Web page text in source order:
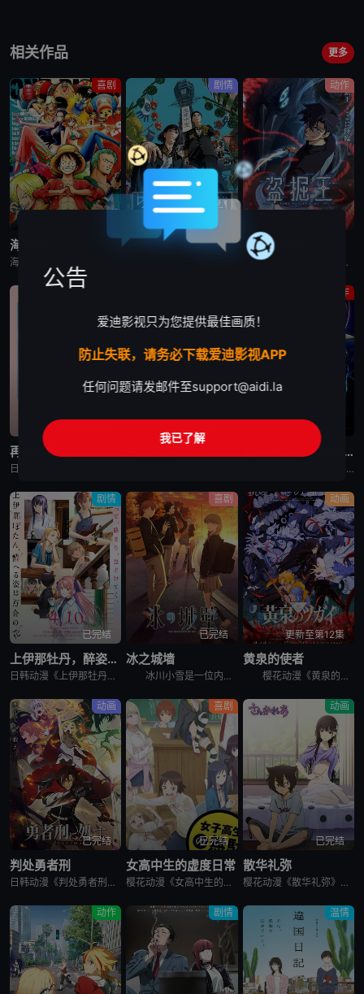
卡卡西的精心指点，在他的帮助下去迎接成长中的一次又一次挑战！
相关作品 更多
喜剧
海贼王
剧情
日本三国
动作
我独自盗墓
日韩动漫《我独自盗墓》又名：盗墓王,盗掘王,Tomb Raider King,トウクツオウ,도굴왕，讲述了：2025年，世界各处惊现古墓，获得墓中“宝物”之人便能获得先人的异能，全世界为获得宝物而疯狂
再见菈菈
动作
已完结
北斗神拳 -Fist of the North Star-
日韩动漫《北斗神拳 -Fist of the North Star-》又名：北⽃之拳 -Fist of the North Star-,北斗の拳 -FIST OF THE NORTH STAR-，讲述
剧情
已完结
上伊那牡丹，醉姿如百合
日韩动漫《上伊那牡丹，醉姿如百合》又名：Kamiina Botan,Yoeru Sugata wa Yuri no Hana,the Drunken Appearance Is a Lily Flow
喜剧
已完结
冰之城墙
冰川小雪是一位内向的学生，她总是向外筑起一道高高的心墙，只跟儿时好友安昙美姫互动。有一天，名叫雨宫凑的男孩，没来由地开始试图打进小雪的心房，扰乱了她平静的生活。 孤僻的小雪、受欢迎的美姫、没有边界
动画
更新至第12集
黄泉的使者
樱花动漫《黄泉的使者》讲述了，月落和亚晨是一对双胞胎兄妹，他们在一个与世隔绝的深山小村落里出生，被称为“分隔夜与昼的双子”。他们拥有获得特殊力量的资格，一场围绕他们的双使战斗也随之展开。 &nbs
动画
已完结
判处勇者刑
日韩动漫《判处勇者刑》又名：勇者刑に処す,勇者处刑 惩罚勇者9004队服刑记录,勇者刑に処す 懲罰勇者9004隊刑務記録，讲述了：勇者刑是最严重的刑罚。犯了大罪被判处勇者刑的人，将受到勇者的惩罚。所谓
喜剧
已完结
女高中生的虚度日常
樱花动漫《女高中生的虚度日常》又名：女子高中生的虚度日常,女高中生的无所事事,女高中生的浪费青春,Wasteful Days of High School Girls,女子高生の無駄づかい，讲述了：性
动画
已完结
散华礼弥
樱花动漫《散华礼弥》又名Sankarea,僵尸哪有那么萌？(台),さんかれあ,散华礼弥，讲述了：散华礼弥（内田真礼 配音）本该是一个快乐活泼的女孩，可是与亡母过分想象的外貌激发了父亲散华团一郎（石冢运
动作 剧情 温情
公告
爱迪影视只为您提供最佳画质！
防止失联，请务必下载爱迪影视APP
任何问题请发邮件至support@aidi.la
我已了解